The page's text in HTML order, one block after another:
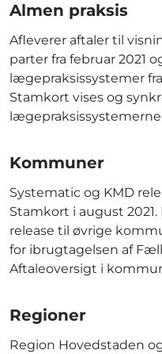
Almen praksis
Afleverer aftaler til
parter fra februar 2021
lægepraksissystemer
Stamkort vises og
lægepraksissystemerne
Kommuner
Systematic og KMD
Stamkort i august 2021.
release til øvrige
for ibrugtagelsen af
Aftaleoversigt i
Regioner
Region Hovedstaden